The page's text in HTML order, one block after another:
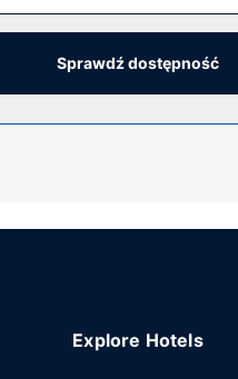
lodówka i zamrażarka i
Bezpłatny bezprzewodowy
łączność ze światem.
dostęp do internetu.
jest podawane codziennie od 7
Sprawdź dostępność
Explore Hotels